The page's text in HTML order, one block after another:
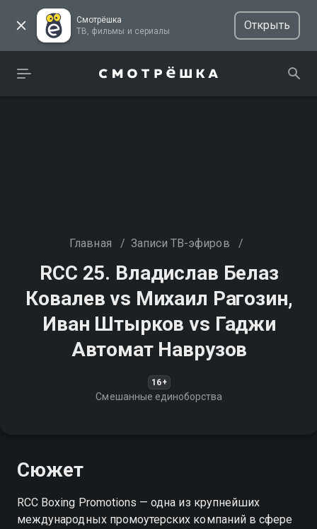
Смотрёшка
ТВ, фильмы и сериалы
Открыть
Главная / Записи ТВ-эфиров /
RCC 25. Владислав Белаз
Ковалев vs Михаил Рагозин,
Иван Штырков vs Гаджи
Автомат Наврузов
16+
Смешанные единоборства
Сюжет
RCC Boxing Promotions — одна из крупнейших
международных промоутерских компаний в сфере